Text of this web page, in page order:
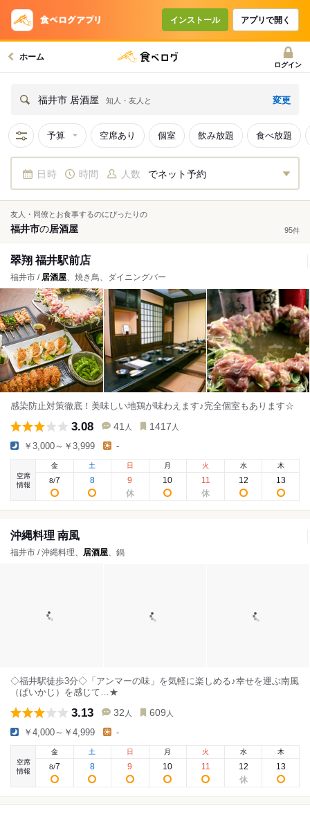
インストール アプリで開く
ホーム
ログイン
福井市 居酒屋 知人・友人と 変更
予算 空席あり 個室 飲み放題 食べ放題
日時 時間 人数 でネット予約
友人・同僚とお食事するのにぴったりの
福井市の居酒屋 95件
翠翔 福井駅前店
福井市 / 居酒屋、焼き鳥、ダイニングバー
感染防止対策徹底！美味しい地鶏が味わえます♪完全個室もあります☆
3.08 41 人 1417 人
￥3,000～￥3,999 -
空席
情報
金
8/7
土
8
日
9
月
10
火
11
水
12
木
13
沖縄料理 南風
福井市 / 沖縄料理、 居酒屋、鍋
◇福井駅徒歩3分◇「アンマーの味」を気軽に楽しめる♪幸せを運ぶ南風
（ぱいかじ）を感じて…★
3.13 32 人 609 人
￥4,000～￥4,999 -
空席
情報
金
8/7
土
8
日
9
月
10
火
11
水
12
木
13